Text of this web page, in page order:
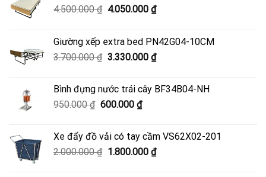
4.500.000₫ Giá
4.500.000 ₫.
4.050.000 ₫Giá
là:
4.050.000 ₫.
Giường xếp extra bed PN42G04-10CM
3.700.000₫ Giá
3.700.000 ₫.
3.330.000 ₫Giá
là:
Bình đựng nước trái cây BF34B04-NH
950.000₫ Giá
950.000 ₫.
600.000 ₫Giá
là:
600.000 ₫.
Xe đẩy đồ vải có tay cầm VS62X02-201
2.000.000₫ Giá
1.800.000 ₫Giá